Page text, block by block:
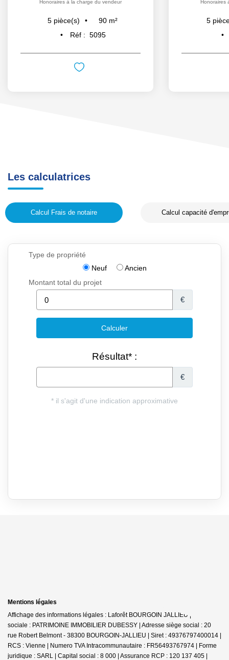
Honoraires à la charge du vendeur
5 pièce(s) 90 m²
Réf : 5095
Honoraires
5
Les calculatrices
Calcul Frais de notaire Calcul capacité
Mentions légales
Affichage des informations légales : Laforêt BOURGOIN JALLIEU | Raison
sociale : PATRIMOINE IMMOBILIER DUBESSY | Adresse siège social : 20
rue Robert Belmont - 38300 BOURGOIN-JALLIEU | Siret : 49376797400014 |
RCS : Vienne | Numero TVA Intracommunautaire : FR56493767974 | Forme
juridique : SARL | Capital social : 8 000 | Assurance RCP : 120 137 405 |